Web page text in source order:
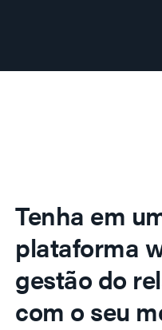
Tenha em
plataforma
gestão do
com o seu